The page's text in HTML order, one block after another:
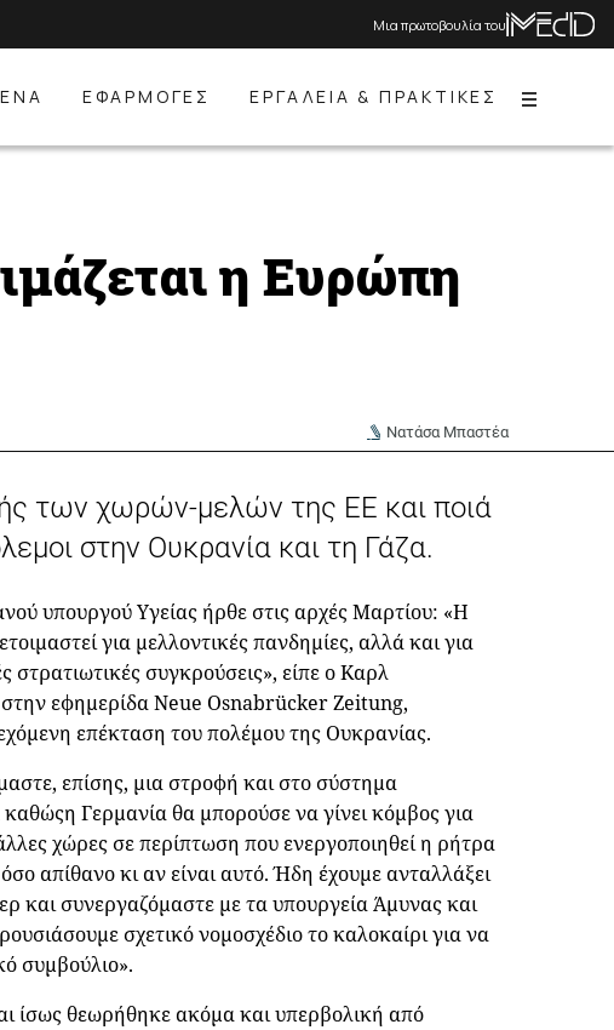
Μια πρωτοβουλία του
ΕΦΑΡΜΟΓΕΣ ΕΡΓΑΛΕΙΑ & ΠΡΑΚΤΙΚΕΣ Menu
η Ευρώπη
Νατάσα Μπαστέα
των χωρών-μελών της ΕΕ και ποιά
στην Ουκρανία και τη Γάζα.
υπουργού Υγείας ήρθε στις αρχές Μαρτίου: «Η
για μελλοντικές πανδημίες, αλλά και για
στρατιωτικές συγκρούσεις», είπε ο Καρλ
στην εφημερίδα Neue Osnabrücker Zeitung,
επέκταση του πολέμου της Ουκρανίας.
επίσης, μια στροφή και στο σύστημα
καθώςη Γερμανία θα μπορούσε να γίνει κόμβος για
χώρες σε περίπτωση που ενεργοποιηθεί η ρήτρα
απίθανο κι αν είναι αυτό. Ήδη έχουμε ανταλλάξει
και συνεργαζόμαστε με τα υπουργεία Άμυνας και
σχετικό νομοσχέδιο το καλοκαίρι για να
συμβούλιο».
ίσως θεωρήθηκε ακόμα και υπερβολική από